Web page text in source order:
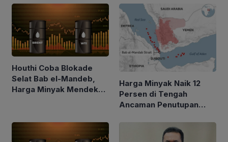
Houthi Coba Blokade
Selat Bab el-Mandeb,
Harga Minyak Mendekati
Harga Minyak Naik 12
Persen di Tengah
Ancaman Penutupan